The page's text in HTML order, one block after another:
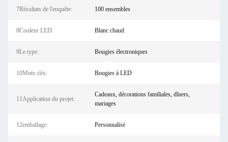
7Résultats de l'enquête: 100 ensembles
8Couleur LED: Blanc chaud
9Le type: Bougies électroniques
10Mots clés: Bougies à LED
11Application du projet:
Cadeaux, décorations familiales, dîners,
mariages
12emballage: Personnalisé